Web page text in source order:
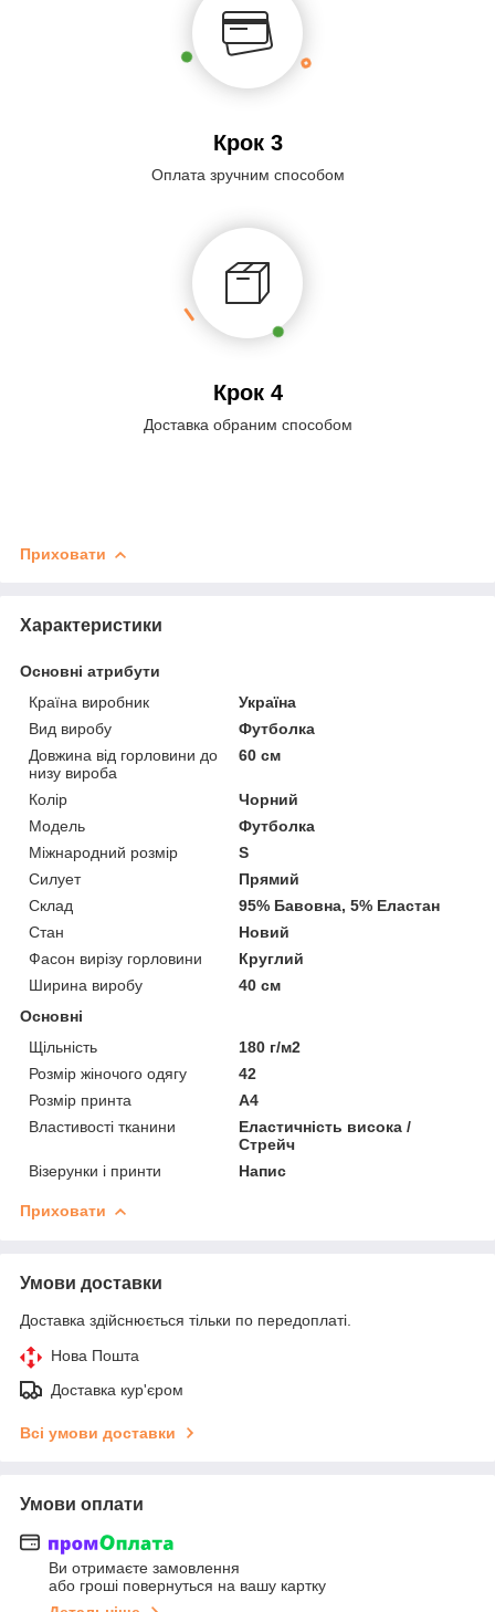
Крок 3
Оплата зручним способом
Крок 4
Доставка обраним способом
Приховати
Характеристики
Основні атрибути
Країна виробник
Україна
Вид виробу
Футболка
Довжина від горловини до
низу вироба
60 см
Колір
Чорний
Модель
Футболка
Міжнародний розмір
S
Силует
Прямий
Склад
95% Бавовна, 5% Еластан
Стан
Новий
Фасон вирізу горловини
Круглий
Ширина виробу
40 см
Основні
Щільність
180 г/м2
Розмір жіночого одягу
42
Розмір принта
А4
Властивості тканини
Еластичність висока /
Стрейч
Візерунки і принти
Напис
Приховати
Умови доставки
Доставка здійснюється тільки по передоплаті.
Нова Пошта
Доставка кур'єром
Всі умови доставки
Умови оплати
Ви отримаєте замовлення
або гроші повернуться на вашу картку